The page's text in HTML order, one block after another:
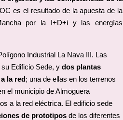
es el resultado de la apuesta de la
por la I+D+i y las energías
Industrial La Nava III. Las
Edificio Sede, y dos plantas
la red; una de ellas en los terrenos
el municipio de Almoguera
a la red eléctrica. El edificio sede
de prototipos de los diferentes